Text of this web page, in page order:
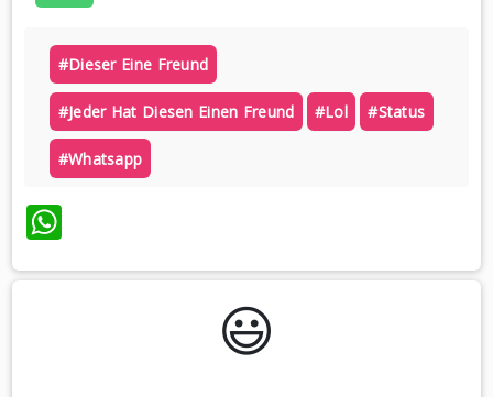
#dieser Eine Freund
#jeder Hat Diesen Einen Freund #lol #status
#whatsapp
WhatsApp
😃️